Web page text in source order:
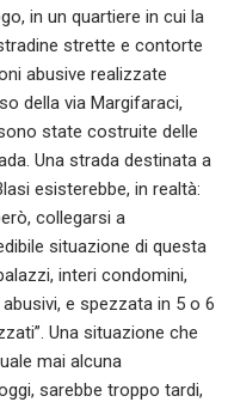
in un quartiere in cui la
strette e contorte
abusive realizzate
della via Margifaraci,
state costruite delle
Una strada destinata a
esisterebbe, in realtà:
collegarsi a
situazione di questa
interi condomini,
e spezzata in 5 o 6
Una situazione che
mai alcuna
sarebbe troppo tardi,